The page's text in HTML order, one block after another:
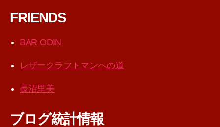
FRIENDS
BAR ODIN
レザークラフトマンへの道
長沼里美
ブログ統計情報